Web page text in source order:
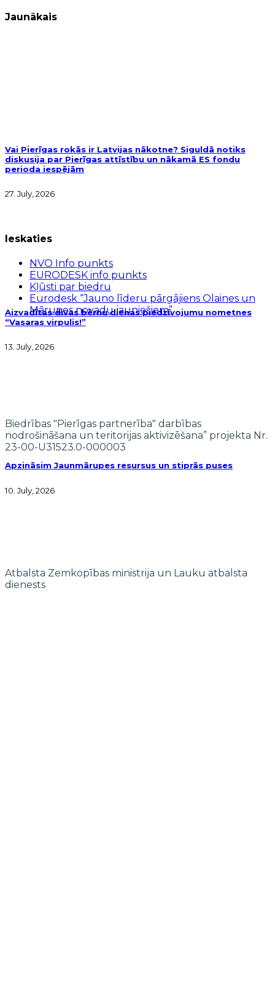
Jaunākais
Vai Pierīgas rokās ir Latvijas nākotne? Siguldā notiks
diskusija par Pierīgas attīstību un nākamā ES fondu
perioda iespējām
27. July, 2026
Aizvadītas divas bērnu dienas piedzīvojumu nometnes
“Vasaras virpulis!”
13. July, 2026
Apzināsim Jaunmārupes resursus un stiprās puses
10. July, 2026
Ieskaties
NVO Info punkts
EURODESK info punkts
Kļūsti par biedru
Eurodesk “Jauno līderu pārgājiens Olaines un
Mārupes novadu jauniešiem”
Biedrības "Pierīgas partnerība" darbības
nodrošināšana un teritorijas aktivizēšana” projekta Nr.
23-00-U31523.0-000003
Atbalsta Zemkopības ministrija un Lauku atbalsta
dienests